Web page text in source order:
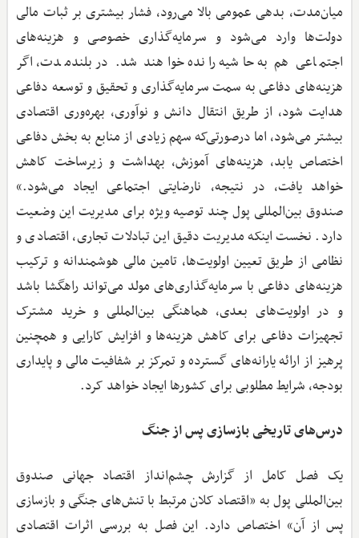
میان‌مدت، بدهی عمومی بالا می‌رود، فشار بیشتری بر ثبات مالی
دولت‌ها وارد می‌شود و سرمایه‌گذاری خصوصی و هزینه‌های
اجتماعی هم به حاشیه رانده خواهند شد. در بلندمدت، اگر
هزینه‌های دفاعی به سمت سرمایه‌گذاری و تحقیق و توسعه دفاعی
هدایت شود، از طریق انتقال دانش و نوآوری، بهره‌وری اقتصادی
بیشتر می‌شود، اما درصورتی‌که سهم زیادی از منابع به بخش دفاعی
اختصاص یابد، هزینه‌های آموزش، بهداشت و زیرساخت کاهش
خواهد یافت، در نتیجه، نارضایتی اجتماعی ایجاد می‌شود.»
صندوق بین‌المللی پول چند توصیه ویژه برای مدیریت این وضعیت
دارد. نخست اینکه مدیریت دقیق این تبادلات تجاری، اقتصادی و
نظامی از طریق تعیین اولویت‌ها، تامین مالی هوشمندانه و ترکیب
هزینه‌های دفاعی با سرمایه‌گذاری‌های مولد می‌تواند راهگشا باشد
و در اولویت‌های بعدی، هماهنگی بین‌المللی و خرید مشترک
تجهیزات دفاعی برای کاهش هزینه‌ها و افزایش کارایی و همچنین
پرهیز از ارائه یارانه‌های گسترده و تمرکز بر شفافیت مالی و پایداری
بودجه، شرایط مطلوبی برای کشورها ایجاد خواهد کرد.
درس‌های تاریخی بازسازی پس از جنگ
یک فصل کامل از گزارش چشم‌انداز اقتصاد جهانی صندوق
بین‌المللی پول به «اقتصاد کلان مرتبط با تنش‌های جنگی و بازسازی
پس از آن» اختصاص دارد. این فصل به بررسی اثرات اقتصادی